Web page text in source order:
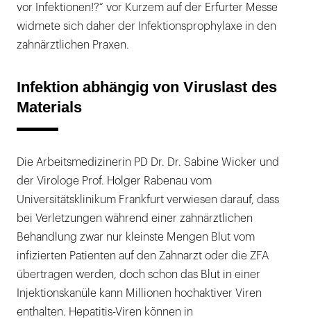
vor Infektionen!?“ vor Kurzem auf der Erfurter Messe
widmete sich daher der Infektionsprophylaxe in den
zahnärztlichen Praxen.
Infektion abhängig von Viruslast des
Materials
Die Arbeitsmedizinerin PD Dr. Dr. Sabine Wicker und
der Virologe Prof. Holger Rabenau vom
Universitätsklinikum Frankfurt verwiesen darauf, dass
bei Verletzungen während einer zahnärztlichen
Behandlung zwar nur kleinste Mengen Blut vom
infizierten Patienten auf den Zahnarzt oder die ZFA
übertragen werden, doch schon das Blut in einer
Injektionskanüle kann Millionen hochaktiver Viren
enthalten. Hepatitis-Viren können in